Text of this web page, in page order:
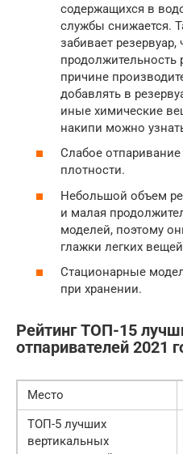
содержащихся в
службы снижается.
забивает резервуар,
продолжительность
причине
добавлять в
иные химические
накипи можно
Слабое
плотности.
Небольшой объем
и малая
моделей, поэтому
глажки легких
Стационарные
при хранении.
Рейтинг ТОП-15
отпаривателей 2021
Место
ТОП-5 лучших
вертикальных